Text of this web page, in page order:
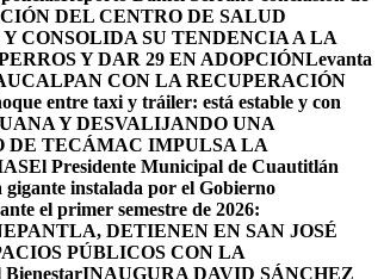
DEL CENTRO DE SALUD
CONSOLIDA SU TENDENCIA A LA
Y DAR 29 EN ADOPCIÓNLevanta
CON LA RECUPERACIÓN
entre taxi y tráiler: está estable y con
Y DESVALIJANDO UNA
DE TECÁMAC IMPULSA LA
El Presidente Municipal de Cuautitlán
instalada por el Gobierno
el primer semestre de 2026:
​DETIENEN EN SAN JOSÉ
PÚBLICOS CON LA
BienestarINAUGURA DAVID SÁNCHEZ